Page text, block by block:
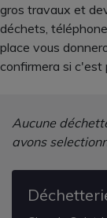
gros travaux et
déchets,
place vous
confirmera si c'est
Aucune
avons